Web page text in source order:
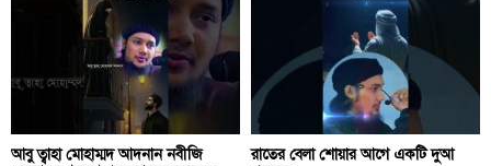
আবু ত্বাহা মোহাম্মদ আদনান নবীজি
রাতের বেলা শোয়ার আগে একটি দুআ